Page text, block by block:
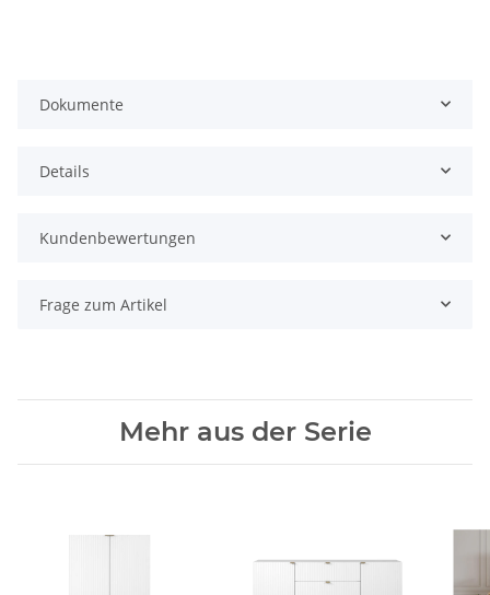
Dokumente
Details
Kundenbewertungen
Frage zum Artikel
Mehr aus der Serie